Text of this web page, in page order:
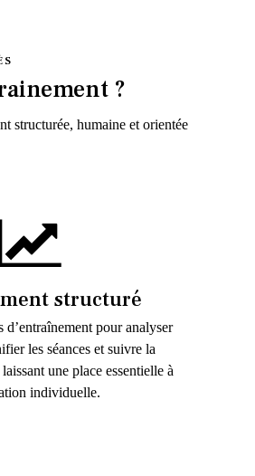
?
structurée, humaine et orientée
structuré
d’entraînement pour analyser
les séances et suivre la
une place essentielle à
individuelle.